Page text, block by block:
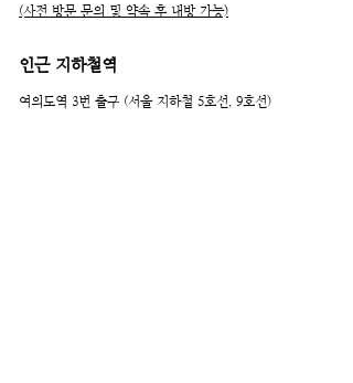
(사전 방문 문의 및 약속 후 내방 가능)
​인근 지하철역
여의도역 3번 출구 (서울 지하철 5호선, 9호선)